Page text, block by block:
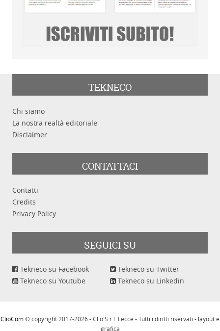
TEKNECO
Chi siamo
La nostra realtà editoriale
Disclaimer
CONTATTACI
Contatti
Credits
Privacy Policy
SEGUICI SU
Tekneco su Facebook
Tekneco su Twitter
Tekneco su Youtube
Tekneco su Linkedin
ClioCom© copyright 2017-2026 - Clio S.r.l. Lecce - Tutti i diritti riservati - layout e
grafica